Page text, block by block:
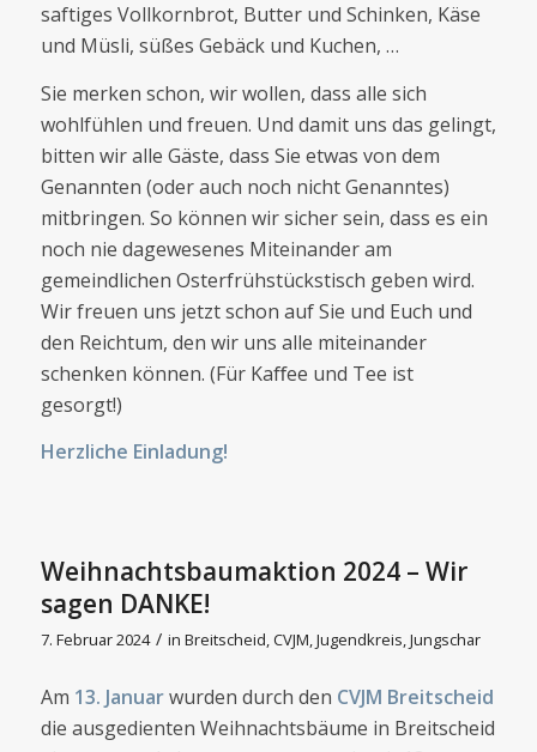
saftiges Vollkornbrot, Butter und Schinken, Käse
und Müsli, süßes Gebäck und Kuchen, …
Sie merken schon, wir wollen, dass alle sich
wohlfühlen und freuen. Und damit uns das gelingt,
bitten wir alle Gäste, dass Sie etwas von dem
Genannten (oder auch noch nicht Genanntes)
mitbringen. So können wir sicher sein, dass es ein
noch nie dagewesenes Miteinander am
gemeindlichen Osterfrühstückstisch geben wird.
Wir freuen uns jetzt schon auf Sie und Euch und
den Reichtum, den wir uns alle miteinander
schenken können. (Für Kaﬀee und Tee ist
gesorgt!)
Herzliche Einladung!
Weihnachtsbaumaktion 2024 – Wir
sagen DANKE!
7. Februar 2024 / in Breitscheid,CVJM,Jugendkreis,Jungschar
Am 13. Januarwurden durch den CVJM Breitscheid
die ausgedienten Weihnachtsbäume in Breitscheid